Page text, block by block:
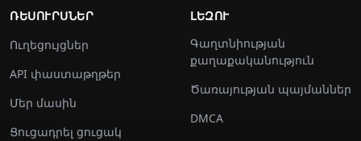
ՌԵՍՈՒՐՍՆԵՐ
Ուղեցույցներ
API փաստաթղթեր
Մեր մասին
Ցուցադրել ցուցակ
ԼԵԶՈՒ
Գաղտնիության
քաղաքականություն
Ծառայության պայմաններ
DMCA